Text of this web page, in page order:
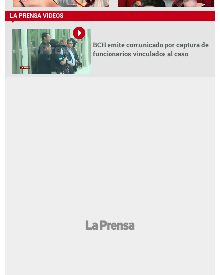
LA PRENSA VIDEOS
BCH emite comunicado por captura de
funcionarios vinculados al caso